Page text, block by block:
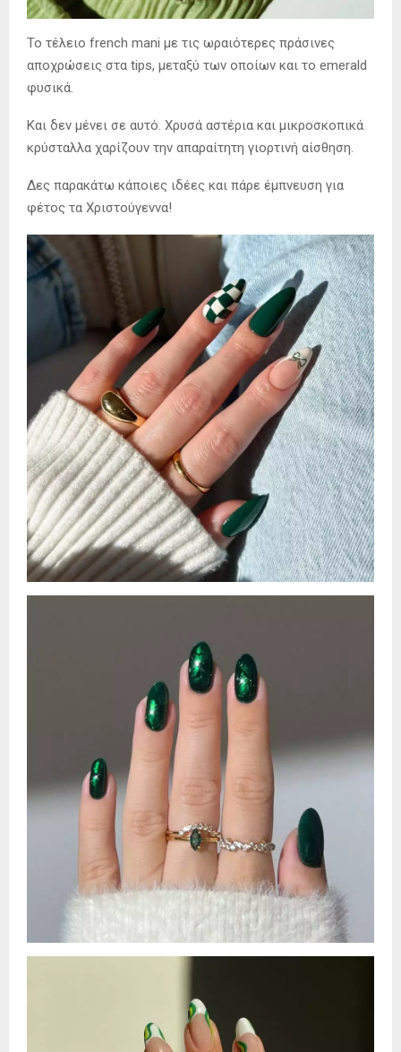
Το τέλειο french mani με τις ωραιότερες πράσινες
αποχρώσεις στα tips, μεταξύ των οποίων και το emerald
φυσικά.
Και δεν μένει σε αυτό. Χρυσά αστέρια και μικροσκοπικά
κρύσταλλα χαρίζουν την απαραίτητη γιορτινή αίσθηση.
Δες παρακάτω κάποιες ιδέες και πάρε έμπνευση για
φέτος τα Χριστούγεννα!